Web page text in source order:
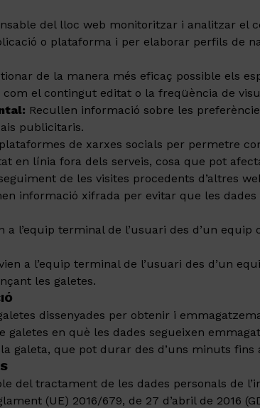
del lloc web monitoritzar i analitzar el
o plataforma i per elaborar perfils de
de la manera més eficaç possible els
el contingut editat o la freqüència de
Recullen informació sobre les
publicitaris.
de xarxes socials per permetre
en línia fora dels serveis, cosa que pot
de les visites procedents d’altres
informació xifrada per evitar que les
a l’equip terminal de l’usuari des d’un
a l’equip terminal de l’usuari des d’un
les galetes.
dissenyades per obtenir i
galetes en què les dades segueixen
galeta, que pot durar des d’uns minuts fins
del tractament de les dades personals
(UE) 2016/679, de 27 d’abril de 2016